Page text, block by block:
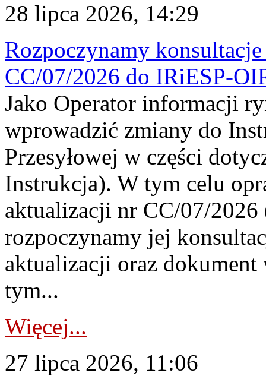
28 lipca 2026, 14:29
Rozpoczynamy
CC/07/2026 do IRiESP-
Jako Operator informacji
wprowadzić zmiany do
Przesyłowej w części
Instrukcja). W tym celu
aktualizacji nr CC/07/
rozpoczynamy jej
aktualizacji oraz
tym...
Więcej...
27 lipca 2026, 11:06